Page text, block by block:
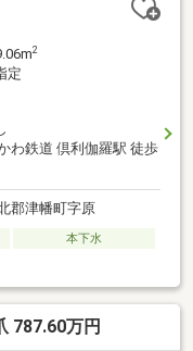
2
定
わ鉄道 倶利伽羅駅 徒歩
郡津幡町字原
本下水
787.60万円